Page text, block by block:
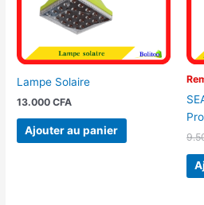
Lampe Solaire
13.000CFA
Ajouter au panier